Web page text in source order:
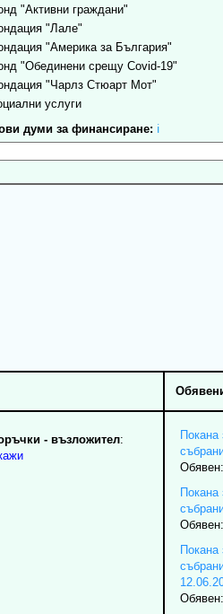
"Активни граждани"
"Лале"
"Америка за България"
"Обединени срещу Covid-19"
"Чарлз Стюарт Мот"
услуги
думи за финансиране: ℹ
- възложител:
Покана
Покана
Покана